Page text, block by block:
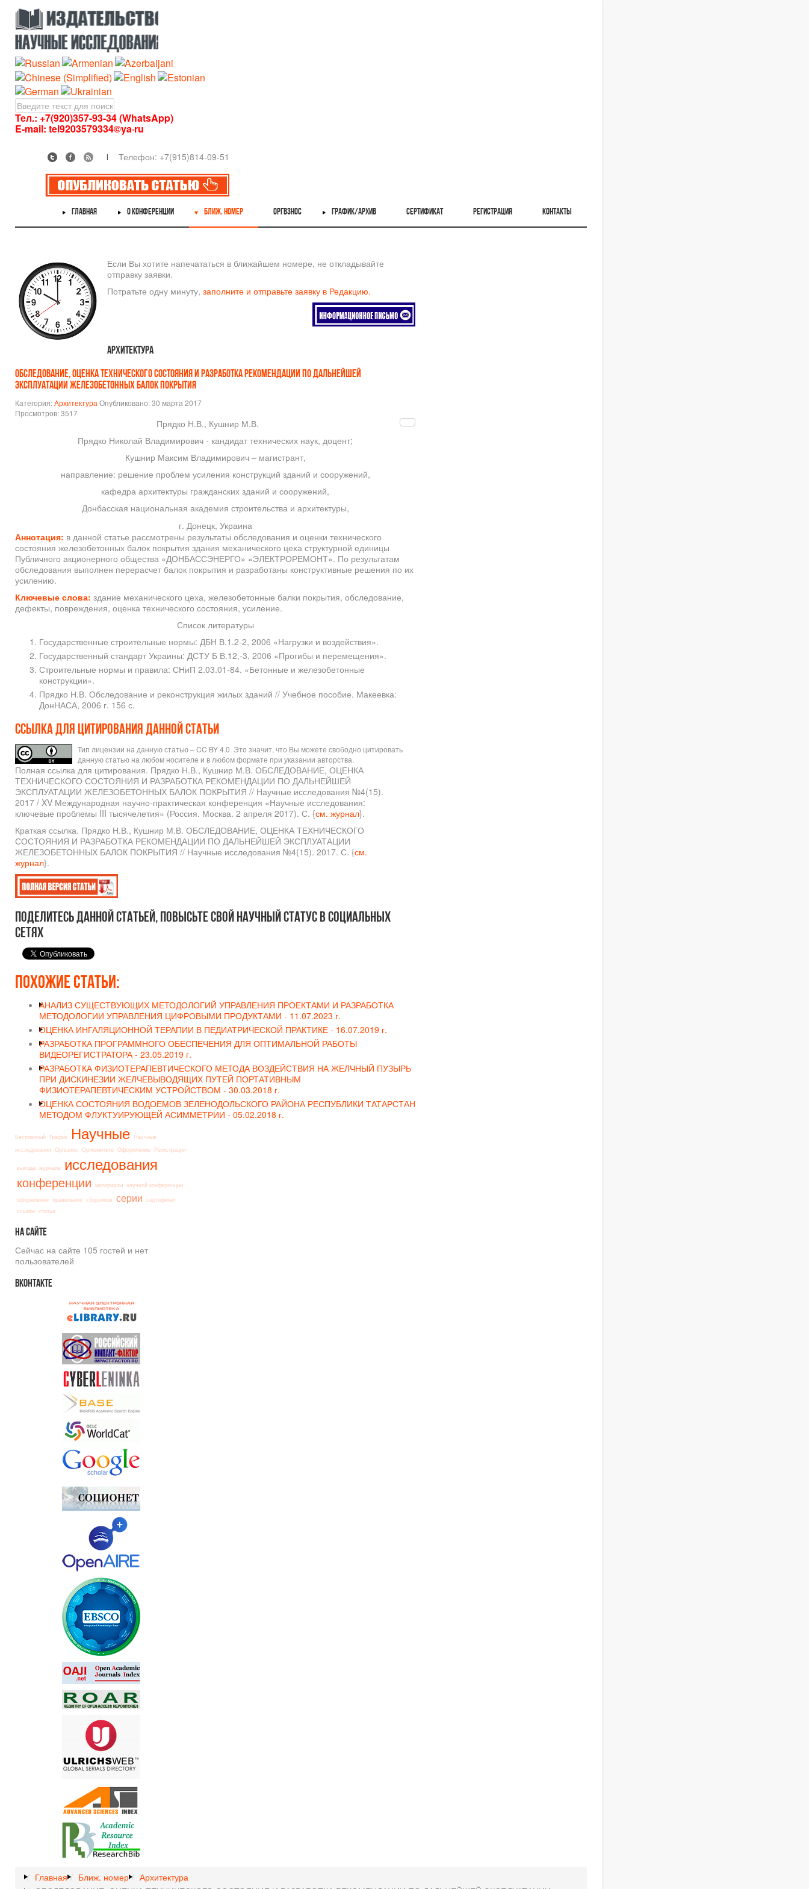
Тел.: +7(920)357-93-34 (WhatsApp)
E-mail: tel9203579334©ya·ru
Телефон: +7(915)814-09-51
ГЛАВНАЯ О КОНФЕРЕНЦИИ БЛИЖ. НОМЕР ОРГВЗНОС ГРАФИК/АРХИВ СЕРТИФИКАТ РЕГИСТРАЦИЯ КОНТАКТЫ
Если Вы хотите напечататься в ближайшем номере, не откладывайте
отправку заявки.
Потратьте одну минуту, заполните и отправьте заявку в Редакцию.
Архитектура
ОБСЛЕДОВАНИЕ, ОЦЕНКА ТЕХНИЧЕСКОГО СОСТОЯНИЯ И РАЗРАБОТКА РЕКОМЕНДАЦИИ ПО ДАЛЬНЕЙШЕЙ
ЭКСПЛУАТАЦИИ ЖЕЛЕЗОБЕТОННЫХ БАЛОК ПОКРЫТИЯ
Категория:АрхитектураОпубликовано: 30 марта 2017
Просмотров: 3517
Прядко Н.В., Кушнир М.В.
Прядко Николай Владимирович - кандидат технических наук, доцент;
Кушнир Максим Владимирович – магистрант,
направление: решение проблем усиления конструкций зданий и сооружений,
кафедра архитектуры гражданских зданий и сооружений,
Донбасская национальная академия строительства и архитектуры,
г. Донецк, Украина
Аннотация: в данной статье рассмотрены результаты обследования и оценки технического
состояния железобетонных балок покрытия здания механического цеха структурной единицы
Публичного акционерного общества «ДОНБАССЭНЕРГО» «ЭЛЕКТРОРЕМОНТ». По результатам
обследования выполнен перерасчет балок покрытия и разработаны конструктивные решения по их
усилению.
Ключевые слова: здание механического цеха, железобетонные балки покрытия, обследование,
дефекты, повреждения, оценка технического состояния, усиление.
Список литературы
Государственные строительные нормы: ДБН В.1.2-2, 2006 «Нагрузки и воздействия».
Государственный стандарт Украины: ДСТУ Б В.12,-3, 2006 «Прогибы и перемещения».
Строительные нормы и правила: СНиП 2.03.01-84. «Бетонные и железобетонные
конструкции».
Прядко Н.В. Обследование и реконструкция жилых зданий // Учебное пособие. Макеевка:
ДонНАСА, 2006 г. 156 с.
Ссылка для цитирования данной статьи
Тип лицензии на данную статью – CC BY 4.0. Это значит, что Вы можете свободно цитировать
данную статью на любом носителе и в любом формате при указании авторства.
Полная ссылка для цитирования. Прядко Н.В., Кушнир М.В. ОБСЛЕДОВАНИЕ, ОЦЕНКА
ТЕХНИЧЕСКОГО СОСТОЯНИЯ И РАЗРАБОТКА РЕКОМЕНДАЦИИ ПО ДАЛЬНЕЙШЕЙ
ЭКСПЛУАТАЦИИ ЖЕЛЕЗОБЕТОННЫХ БАЛОК ПОКРЫТИЯ // Научные исследования №4(15).
2017 / XV Международная научно-практическая конференция «Научные исследования:
ключевые проблемы III тысячелетия» (Россия. Москва. 2 апреля 2017). С. {см. журнал}.
Краткая ссылка. Прядко Н.В., Кушнир М.В. ОБСЛЕДОВАНИЕ, ОЦЕНКА ТЕХНИЧЕСКОГО
СОСТОЯНИЯ И РАЗРАБОТКА РЕКОМЕНДАЦИИ ПО ДАЛЬНЕЙШЕЙ ЭКСПЛУАТАЦИИ
ЖЕЛЕЗОБЕТОННЫХ БАЛОК ПОКРЫТИЯ // Научные исследования №4(15). 2017. С. {см.
журнал}.
Поделитесь данной статьей, повысьте свой научный статус в социальных
сетях
Похожие статьи:
АНАЛИЗ СУЩЕСТВУЮЩИХ МЕТОДОЛОГИЙ УПРАВЛЕНИЯ ПРОЕКТАМИ И РАЗРАБОТКА
МЕТОДОЛОГИИ УПРАВЛЕНИЯ ЦИФРОВЫМИ ПРОДУКТАМИ - 11.07.2023 г.
ОЦЕНКА ИНГАЛЯЦИОННОЙ ТЕРАПИИ В ПЕДИАТРИЧЕСКОЙ ПРАКТИКЕ - 16.07.2019 г.
РАЗРАБОТКА ПРОГРАММНОГО ОБЕСПЕЧЕНИЯ ДЛЯ ОПТИМАЛЬНОЙ РАБОТЫ
ВИДЕОРЕГИСТРАТОРА - 23.05.2019 г.
РАЗРАБОТКА ФИЗИОТЕРАПЕВТИЧЕСКОГО МЕТОДА ВОЗДЕЙСТВИЯ НА ЖЕЛЧНЫЙ ПУЗЫРЬ
ПРИ ДИСКИНЕЗИИ ЖЕЛЧЕВЫВОДЯЩИХ ПУТЕЙ ПОРТАТИВНЫМ
ФИЗИОТЕРАПЕВТИЧЕСКИМ УСТРОЙСТВОМ - 30.03.2018 г.
ОЦЕНКА СОСТОЯНИЯ ВОДОЕМОВ ЗЕЛЕНОДОЛЬСКОГО РАЙОНА РЕСПУБЛИКИ ТАТАРСТАН
МЕТОДОМ ФЛУКТУИРУЮЩЕЙ АСИММЕТРИИ - 05.02.2018 г.
Бесплатный График Научные Научные
исследования Оргвзнос Оргкомитете Оформление Регистрация
выхода журнале исследования
конференции материалы научной конференции
оформление правильное сборников серии сертификат
ссылок статьи
Насайте
Сейчас на сайте 105 гостей и нет
пользователей
Вконтакте
Главная Ближ. номер
Архитектура